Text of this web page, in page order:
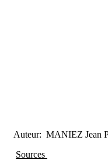
Auteur: MANIEZ Jean
Sources